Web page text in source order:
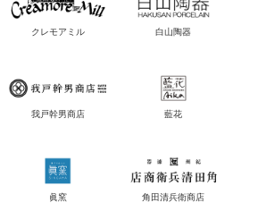
クレモアミル 白山陶器
我戸幹男商店 藍花
眞窯 角田清兵衛商店